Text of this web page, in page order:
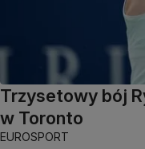
Trzysetowy bój
w Toronto
EUROSPORT